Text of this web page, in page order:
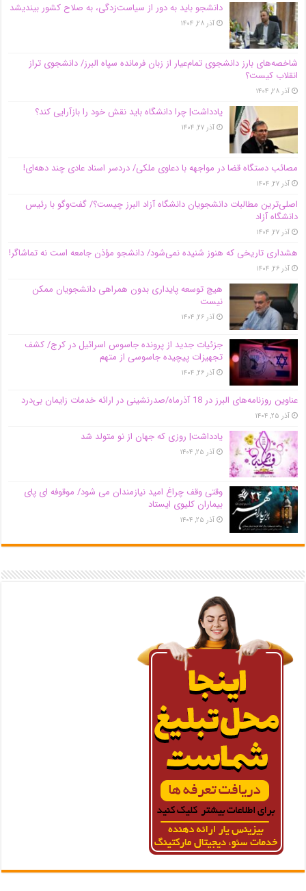
دانشجو باید به دور از سیاست‌زدگی، به صلاح کشور بیندیشد
آذر ۲۸, ۱۴۰۴
شاخصه‌های بارز دانشجوی تمام‌عیار از زبان فرمانده سپاه البرز/ دانشجوی تراز
انقلاب کیست؟
آذر ۲۸, ۱۴۰۴
یادداشت| چرا دانشگاه باید نقش خود را بازآرایی کند؟
آذر ۲۷, ۱۴۰۴
مصائب دستگاه قضا در مواجهه با دعاوی ملکی/ دردسر اسناد عادی چند‌ دهه‌ای!
آذر ۲۷, ۱۴۰۴
اصلی‌ترین مطالبات دانشجویان دانشگاه آزاد البرز چیست؟/ گفت‌وگو با رئیس
دانشگاه آز‌اد
آذر ۲۷, ۱۴۰۴
هشداری تاریخی که هنوز شنیده نمی‌شود/ دانشجو مؤذن جامعه است نه تماشاگر!
آذر ۲۶, ۱۴۰۴
هیچ توسعه پایداری بدون همراهی دانشجویان ممکن
نیست
آذر ۲۶, ۱۴۰۴
جزئیات جدید از پرونده جاسوس اسرائیل در کرج/‌ کشف
تجهیزات پیچیده جاسوسی از متهم
آذر ۲۶, ۱۴۰۴
عناوین روزنامه‌های البرز در ‌18 آذرماه/صدرنشینی در ارائه خدمات زایمان بی‌درد
آذر ۲۵, ۱۴۰۴
یادداشت| روزی که جهان از نو متولد شد
آذر ۲۵, ۱۴۰۴
وقتی وقف چراغ امید نیازمندان می شود/ موقوفه ای پای
بیماران کلیوی ایستاد
آذر ۲۵, ۱۴۰۴